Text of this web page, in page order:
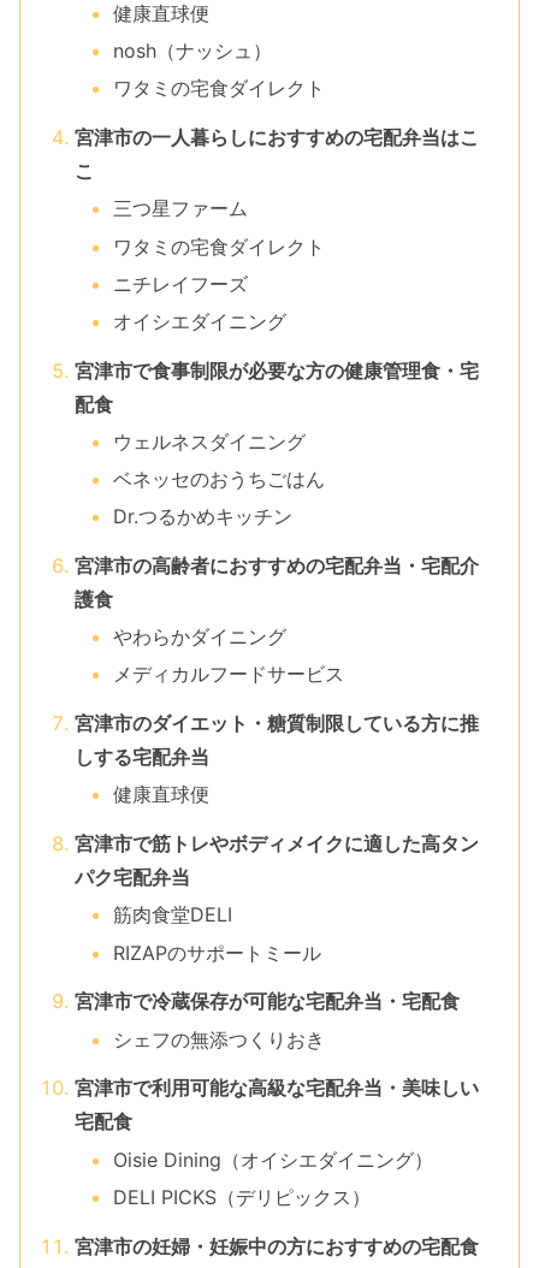
健康直球便
nosh（ナッシュ）
ワタミの宅食ダイレクト
宮津市の一人暮らしにおすすめの宅配弁当はこ
こ
三つ星ファーム
ワタミの宅食ダイレクト
ニチレイフーズ
オイシエダイニング
宮津市で食事制限が必要な方の健康管理食・宅
配食
ウェルネスダイニング
ベネッセのおうちごはん
Dr.つるかめキッチン
宮津市の高齢者におすすめの宅配弁当・宅配介
護食
やわらかダイニング
メディカルフードサービス
宮津市のダイエット・糖質制限している方に推
しする宅配弁当
健康直球便
宮津市で筋トレやボディメイクに適した高タン
パク宅配弁当
筋肉食堂DELI
RIZAPのサポートミール
宮津市で冷蔵保存が可能な宅配弁当・宅配食
シェフの無添つくりおき
宮津市で利用可能な高級な宅配弁当・美味しい
宅配食
Oisie Dining（オイシエダイニング）
DELI PICKS（デリピックス）
宮津市の妊婦・妊娠中の方におすすめの宅配食